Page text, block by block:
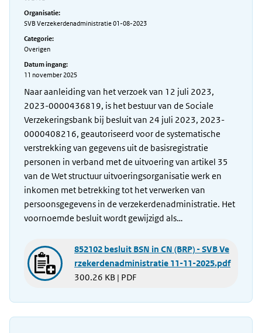
Organisatie:
SVB Verzekerdenadministratie 01-08-2023
Categorie:
Overigen
Datum ingang:
11 november 2025
Naar aanleiding van het verzoek van 12 juli 2023,
2023-0000436819, is het bestuur van de Sociale
Verzekeringsbank bij besluit van 24 juli 2023, 2023-
0000408216, geautoriseerd voor de systematische
verstrekking van gegevens uit de basisregistratie
personen in verband met de uitvoering van artikel 35
van de Wet structuur uitvoeringsorganisatie werk en
inkomen met betrekking tot het verwerken van
persoonsgegevens in de verzekerdenadministratie. Het
voornoemde besluit wordt gewijzigd als…
852102 besluit BSN in CN (BRP) - SVB Ve
rzekerdenadministratie 11-11-2025.pdf
300.26 KB | PDF